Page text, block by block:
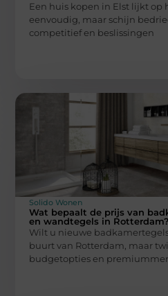
Een huis kopen in Elst lijkt op
eenvoudig, maar schijn
competitief en beslissingen
Solido Wonen
Wat bepaalt de prijs van
en wandtegels in Rotterdam?
Wilt u nieuwe
buurt van Rotterdam, maar
budgetopties en